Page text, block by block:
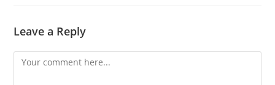
Leave a Reply